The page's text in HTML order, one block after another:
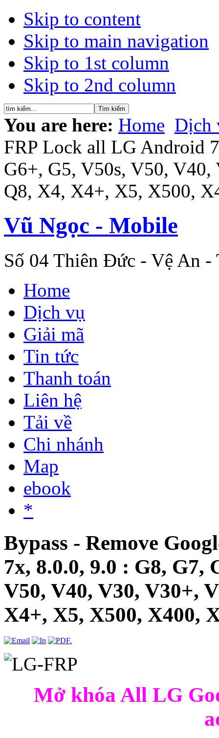
Skip to content
Skip to main navigation
Skip to 1st column
Skip to 2nd column
You are here: Home Dịch
FRP Lock all LG Android
G6+, G5, V50s, V50,
Q8, X4, X4+, X5, X500,
Vũ Ngọc - Mobile
Số 04 Thiên Đức - Vệ An
Home
Dịch vụ
Giải mã
Tin tức
Thanh toán
Liên hệ
Tải về
Chi nhánh
Map
ebook
*
Bypass - Remove
7x, 8.0.0, 9.0 : G8, G7,
V50, V40, V30, V30+,
X4+, X5, X500, X400,
Mở khóa All LG